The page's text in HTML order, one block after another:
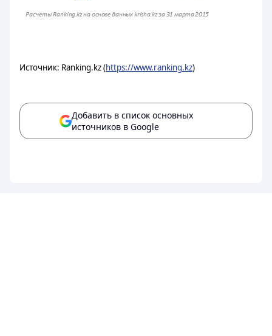
Источник: Ranking.kz (https://www.ranking.kz)
Добавить в список основных
источников в Google